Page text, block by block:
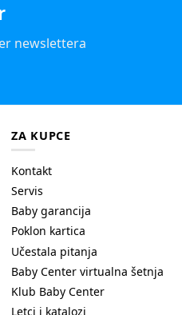
newslettera
ZA KUPCE
Kontakt
Servis
Baby garancija
Poklon kartica
Učestala pitanja
Baby Center virtualna šetnja
Klub Baby Center
Letci i katalozi